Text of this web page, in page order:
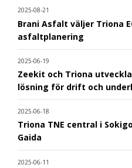
2025-08-21
Brani Asfalt väljer Triona
asfaltplanering
2025-06-19
Zeekit och Triona
lösning för drift och
2025-06-18
Triona TNE central i
Gaida
2025-06-11